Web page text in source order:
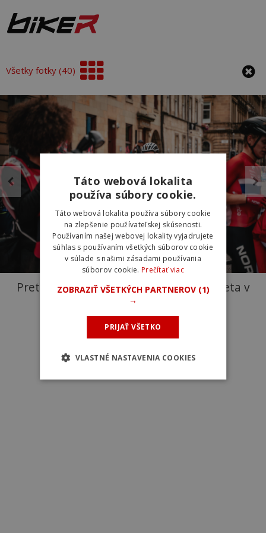
Všetky fotky (40)
Preteky juniorov na Majstrovstvách sveta v
Glasgowe. Foto: Matej Červenka
Táto webová lokalita
používa súbory cookie.
Táto webová lokalita používa súbory cookie
na zlepšenie používateľskej skúsenosti.
Používaním našej webovej lokality vyjadrujete
súhlas s používaním všetkých súborov cookie
v súlade s našimi zásadami používania
súborov cookie. Prečítať viac
ZOBRAZIŤ VŠETKÝCH PARTNEROV (1)
→
PRIJAŤ VŠETKO
VLASTNÉ NASTAVENIA COOKIES